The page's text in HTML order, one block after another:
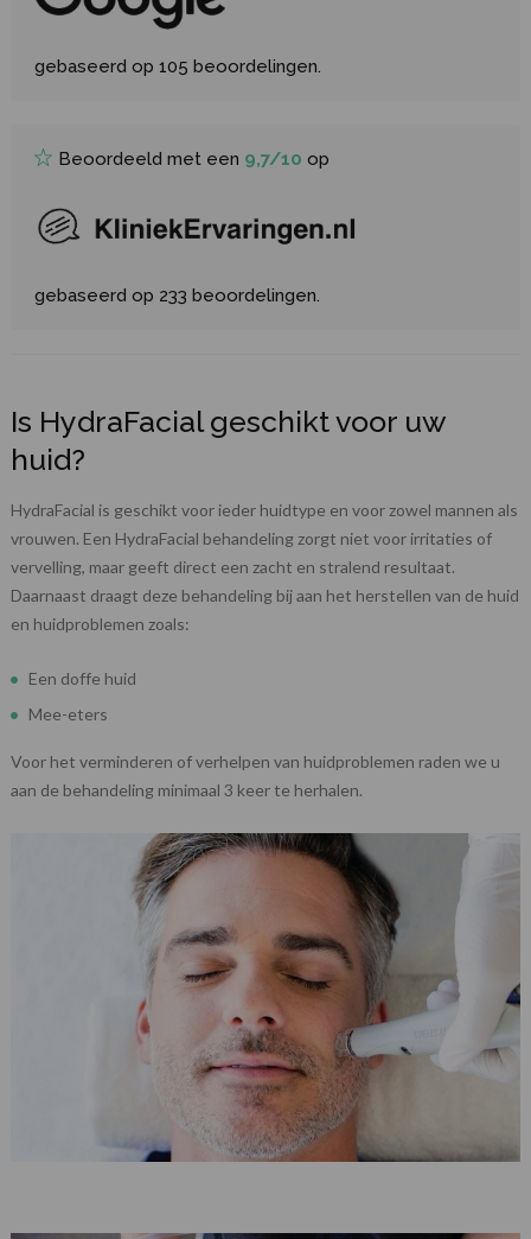
gebaseerd op 105 beoordelingen.
Beoordeeld met een 9,7/10 op
gebaseerd op 233 beoordelingen.
Is HydraFacial geschikt voor uw
huid?
HydraFacial is geschikt voor ieder huidtype en voor zowel mannen als
vrouwen. Een HydraFacial behandeling zorgt niet voor irritaties of
vervelling, maar geeft direct een zacht en stralend resultaat.
Daarnaast draagt deze behandeling bij aan het herstellen van de huid
en huidproblemen zoals:
Een doffe huid
Mee-eters
Voor het verminderen of verhelpen van huidproblemen raden we u
aan de behandeling minimaal 3 keer te herhalen.